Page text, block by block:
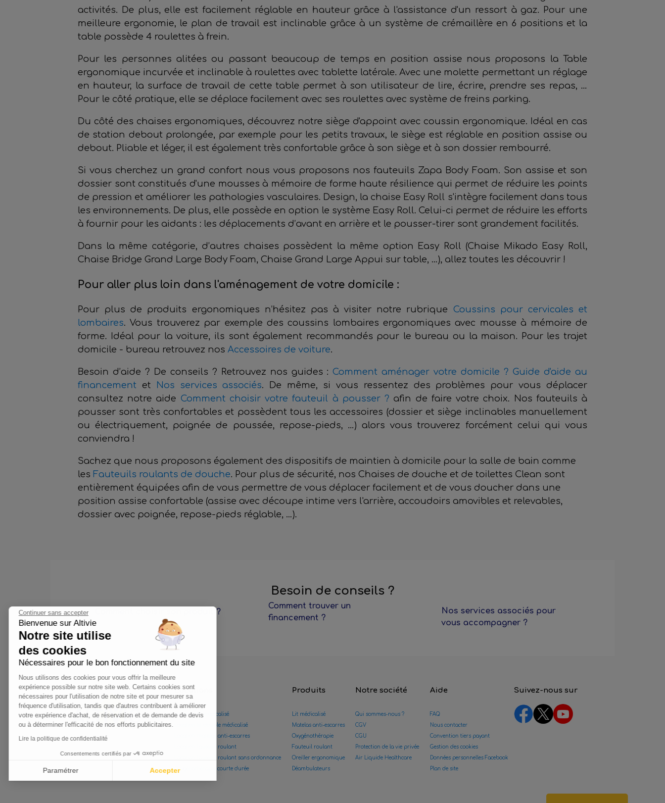
activités. De plus, elle est facilement réglable en hauteur grâce à l'assistance d'un ressort à gaz. Pour une
meilleure ergonomie, le plan de travail est inclinable grâce à un système de crémaillère en 6 positions et la
table possède 4 roulettes à frein.
Pour les personnes alitées ou passant beaucoup de temps en position assise nous proposons la Table
ergonomique incurvée et inclinable à roulettes avec tablette latérale. Avec une molette permettant un réglage
en hauteur, la surface de travail de cette table permet à son utilisateur de lire, écrire, prendre ses repas, …
Pour le côté pratique, elle se déplace facilement avec ses roulettes avec système de freins parking.
Du côté des chaises ergonomiques, découvrez notre siège d'appoint avec coussin ergonomique. Idéal en cas
de station debout prolongée, par exemple pour les petits travaux, le siège est réglable en position assise ou
debout. Pliable et léger, il est également très confortable grâce à son siège et à son dossier rembourré.
Si vous cherchez un grand confort nous vous proposons nos fauteuils Zapa Body Foam. Son assise et son
dossier sont constitués d'une mousses à mémoire de forme haute résilience qui permet de réduire les points
de pression et améliorer les pathologies vasculaires. Design, la chaise Easy Roll s'intègre facilement dans tous
les environnements. De plus, elle possède en option le système Easy Roll. Celui-ci permet de réduire les efforts
à fournir pour les aidants : les déplacements d’avant en arrière et le pousser-tirer sont grandement facilités.
Dans la même catégorie, d’autres chaises possèdent la même option Easy Roll (Chaise Mikado Easy Roll,
Chaise Bridge Grand Large Body Foam, Chaise Grand Large Appui sur table, …), allez toutes les découvrir !
Pour aller plus loin dans l'aménagement de votre domicile :
Pour plus de produits ergonomiques n’hésitez pas à visiter notre rubrique Coussins pour cervicales et
lombaires. Vous trouverez par exemple des coussins lombaires ergonomiques avec mousse à mémoire de
forme. Idéal pour la voiture, ils sont également recommandés pour le bureau ou la maison. Pour les trajet
domicile - bureau retrouvez nos Accessoires de voiture.
Besoin d’aide ? De conseils ? Retrouvez nos guides :Comment aménager votre domicile ? Guide d'aide au
financement et Nos services associés. De même, si vous ressentez des problèmes pour vous déplacer
consultez notre aide Comment choisir votre fauteuil à pousser ? afin de faire votre choix. Nos fauteuils à
pousser sont très confortables et possèdent tous les accessoires (dossier et siège inclinables manuellement
ou électriquement, poignée de poussée, repose-pieds, …) alors vous trouverez forcément celui qui vous
conviendra !
Sachez que nous proposons également des dispositifs de maintien à domicile pour la salle de bain comme
les Fauteuils roulants de douche. Pour plus de sécurité, nos Chaises de douche et de toilettes Clean sont
entièrement équipées afin de vous permettre de vous déplacer facilement et de vous doucher dans une
position assise confortable (assise avec découpe intime vers l'arrière, accoudoirs amovibles et relevables,
dossier avec poignée, repose-pieds réglable, …).
Besoin de conseils ?
Comment choisir son produit ?
Comment trouver un
financement ?
Nos services associés pour
vous accompagner ?
Locations
Location lit médicalisé
Location lit double médicalisé
Location matelas anti-escarres
Location fauteuil roulant
Location fauteuil roulant sans ordonnance
Oxygénothérapie courte durée
Produits
Lit médicalisé
Matelas anti-escarres
Oxygénothérapie
Fauteuil roulant
Oreiller ergonomique
Déambulateurs
Notre société
Qui sommes-nous ?
CGV
CGU
Protection de la vie privée
Air Liquide Healthcare
Aide
FAQ
Nous contacter
Convention tiers payant
Gestion des cookies
Données personnelles Facebook
Plan de site
Suivez-nous sur
Continuer sans accepter
Bienvenue sur Altivie
Notre site utilise
des cookies
Nécessaires pour le bon fonctionnement du site
Nous utilisons des cookies pour vous offrir la meilleure
expérience possible sur notre site web. Certains cookies sont
nécessaires pour l'utilisation de notre site et pour mesurer sa
fréquence d'utilisation, tandis que d'autres contribuent à améliorer
votre expérience d'achat, de réservation et de demande de devis
ou à déterminer l'efficacité de nos efforts publicitaires.
Lire la politique de confidentialité
Consentements certifiés par
Paramétrer Accepter